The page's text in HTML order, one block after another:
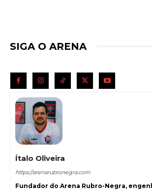
SIGA O ARENA
Ítalo Oliveira
https://arenarubronegra.com
Fundador do Arena Rubro-Negra,